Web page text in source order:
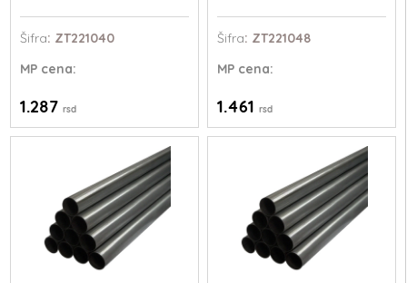
Šifra: ZT221040
MP cena:
1.287rsd
Šifra: ZT221048
MPcena:
1.461 rsd